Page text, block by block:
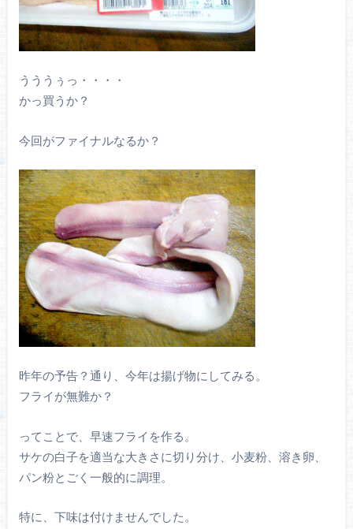
うううぅっ・・・・
かっ買うか？
今回がファイナルなるか？
昨年の予告？通り、今年は揚げ物にしてみる。
フライが無難か？
ってことで、早速フライを作る。
サケの白子を適当な大きさに切り分け、小麦粉、溶き卵、
パン粉とごく一般的に調理。
特に、下味は付けませんでした。